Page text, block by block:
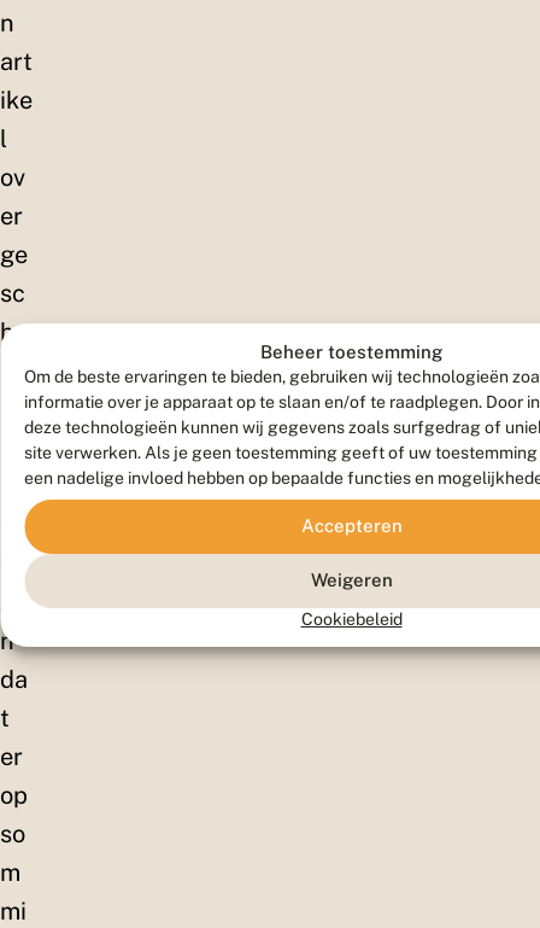
Beheer toestemming
Om de beste ervaringen te bieden, gebruiken wij technologieën
informatie over je apparaat op te slaan en/of te raadplegen. Door
deze technologieën kunnen wij gegevens zoals surfgedrag of
site verwerken. Als je geen toestemming geeft of uw
een nadelige invloed hebben op bepaalde functies en
Accepteren
Weigeren
Cookiebeleid
n
art
ike
l
ov
er
ge
sc
hr
ev
en.
Fij
om
zie
n
da
t
er
op
so
m
mi